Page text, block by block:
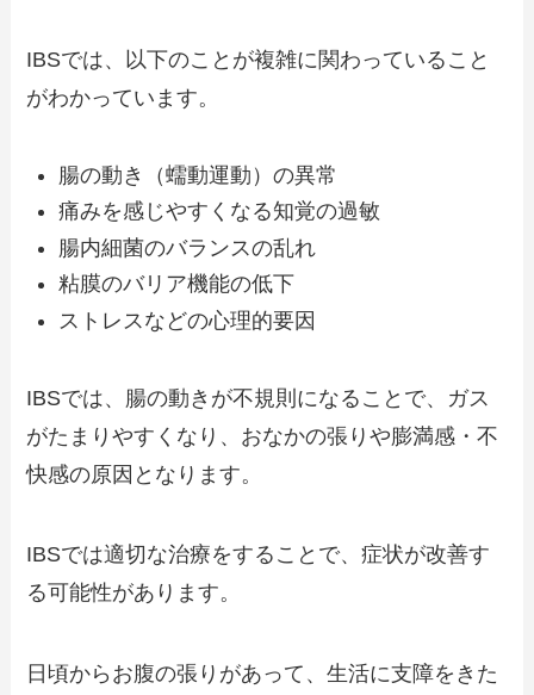
IBSでは、以下のことが複雑に関わっていること
がわかっています。
腸の動き（蠕動運動）の異常
痛みを感じやすくなる知覚の過敏
腸内細菌のバランスの乱れ
粘膜のバリア機能の低下
ストレスなどの心理的要因
IBSでは、腸の動きが不規則になることで、ガス
がたまりやすくなり、おなかの張りや膨満感・不
快感の原因となります。
IBSでは適切な治療をすることで、症状が改善す
る可能性があります。
日頃からお腹の張りがあって、生活に支障をきた